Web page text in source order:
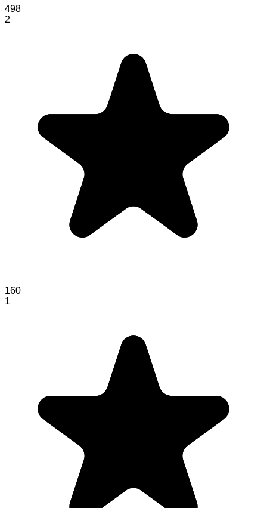
498
2
160
1